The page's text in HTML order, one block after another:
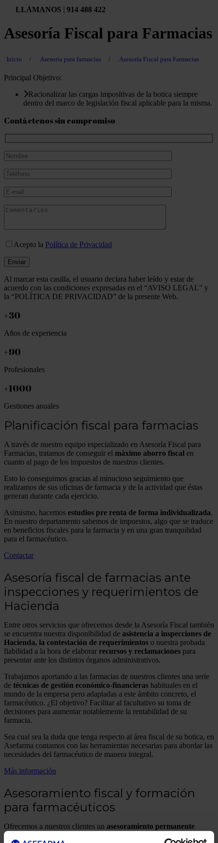
LLÁMANOS | 914 488 422
Asesoría Fiscal para Farmacias
Inicio / Asesoría para farmacias / Asesoría Fiscal para Farmacias
Principal Objetivo:
Racionalizar las cargas impositivas de la botica siempre
dentro del marco de legislación fiscal aplicable para la misma.
Contáctenos sin compromiso
Acepto la Política de Privacidad
Al marcar esta casilla, el usuario declara haber leído y estar de
acuerdo con las condiciones expresadas en el “AVISO LEGAL” y
la “POLÍTICA DE PRIVACIDAD” de la presente Web.
+30
Años de experiencia
+90
Profesionales
+1000
Gestiones anuales
Planificación fiscal para farmacias
A través de nuestro equipo especializado en Asesoría Fiscal para
Farmacias, tratamos de conseguir el máximo ahorro fiscal en
cuanto al pago de los impuestos de nuestros clientes.
Esto lo conseguimos gracias al minucioso seguimiento que
realizamos de sus oficinas de farmacia y de la actividad que éstas
generan durante cada ejercicio.
Asimismo, hacemos estudios pre renta de forma individualizada.
En nuestro departamento sabemos de impuestos, algo que se traduce
en beneficios fiscales para la farmacia y en una gran tranquilidad
para el farmacéutico.
Contactar
Asesoría fiscal de farmacias ante
inspecciones y requerimientos de
Hacienda
Entre otros servicios que ofrecemos desde la Asesoría Fiscal también
se encuentra nuestra disponibilidad de asistencia a inspecciones de
Hacienda, la contestación de requerimientos o nuestra probada
fiabilidad a la hora de elaborar recursos y reclamaciones para
presentar ante los distintos órganos administrativos.
Trabajamos aportando a las farmacias de nuestros clientes una serie
de técnicas de gestión económico-financieras habituales en el
mundo de la empresa pero adaptadas a este ámbito concreto, el
farmacéutico. ¿El objetivo? Facilitar al facultativo su toma de
decisiones para aumentar notablemente la rentabilidad de su
farmacia.
Sea cual sea la duda que tenga respecto al área fiscal de su botica, en
Asefarma contamos con las herramientas necesarias para abordar las
necesidades del farmacéutico de manera integral.
Más información
Asesoramiento fiscal y formación
para farmacéuticos
Ofrecemos a nuestros clientes un asesoramiento permanente
personalizado